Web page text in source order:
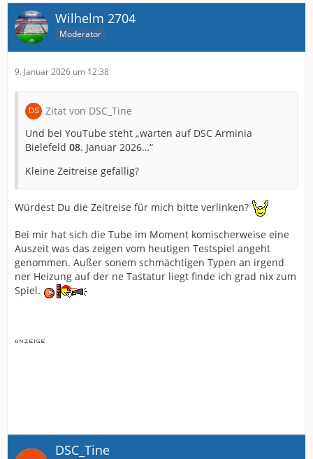
Wilhelm 2704
Moderator
9. Januar 2026 um 12:38
Zitat von DSC_Tine
Und bei YouTube steht „warten auf DSC Arminia
Bielefeld 08. Januar 2026…“
Kleine Zeitreise gefällig?
Würdest Du die Zeitreise für mich bitte verlinken?
Bei mir hat sich die Tube im Moment komischerweise eine
Auszeit was das zeigen vom heutigen Testspiel angeht
genommen. Außer sonem schmächtigen Typen an irgend
ner Heizung auf der ne Tastatur liegt finde ich grad nix zum
Spiel.
DSC_Tine